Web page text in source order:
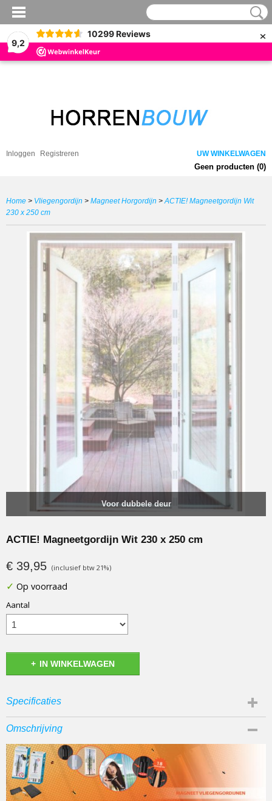
9,2
10299 Reviews ×
Inloggen Registreren UW WINKELWAGEN
Geen producten (0)
Home > Vliegengordijn > Magneet Horgordijn >ACTIE! Magneetgordijn Wit
230 x 250 cm
Voor dubbele deur
ACTIE! Magneetgordijn Wit 230 x 250 cm
€ 39,95 (inclusief btw 21%)
✓ Op voorraad
Aantal
IN WINKELWAGEN
Specificaties
Aantal magneten
Aantal Banen
2
Gebruiksaanwijzing
Ja, in doos
Omschrijving